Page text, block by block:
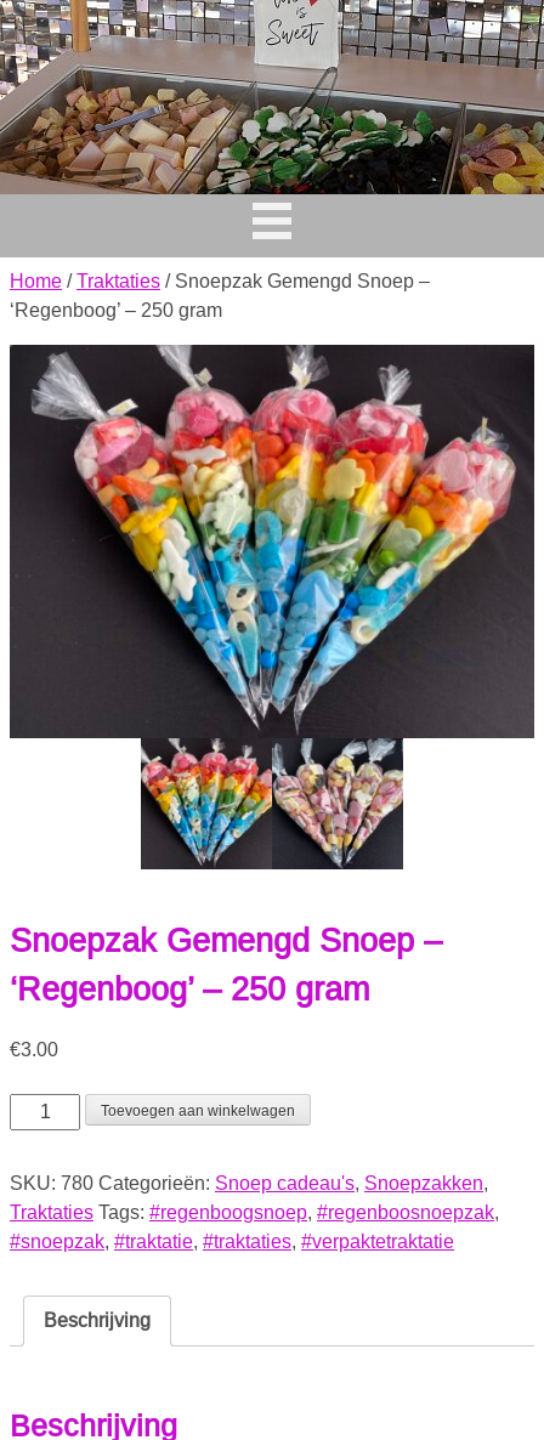
Home /Traktaties / Snoepzak Gemengd Snoep –
‘Regenboog’ – 250 gram
Snoepzak Gemengd Snoep –
‘Regenboog’ – 250 gram
€3.00
Toevoegen aan winkelwagen
SKU: 780 Categorieën: Snoep cadeau's, Snoepzakken,
Traktaties Tags: #regenboogsnoep, #regenboosnoepzak,
#snoepzak, #traktatie, #traktaties, #verpaktetraktatie
Beschrijving
Beschrijving